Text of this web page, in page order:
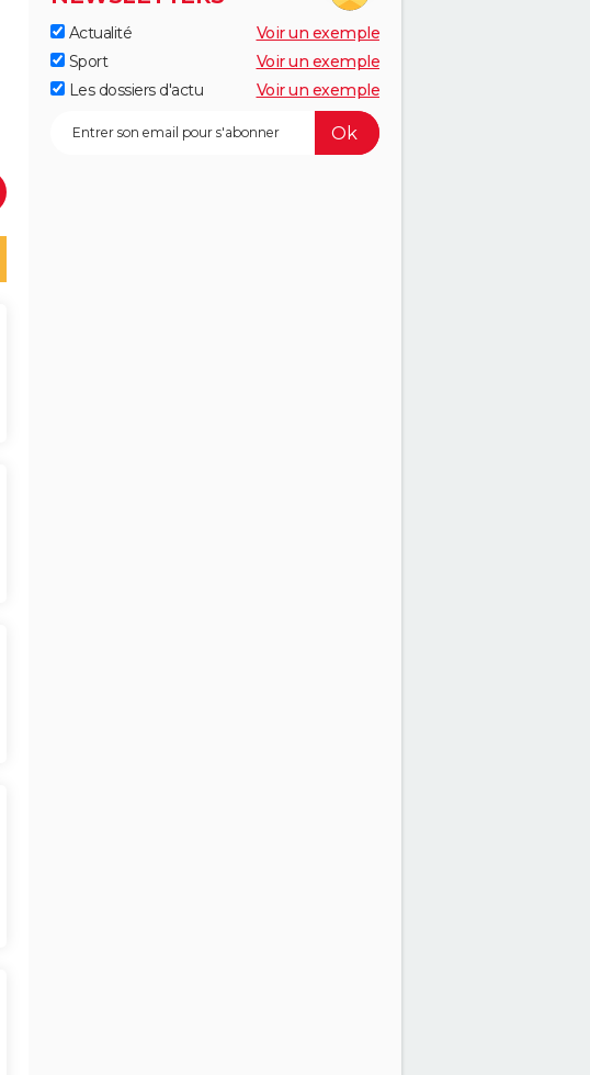
Actualité
Voir un exemple
Sport
Voir un exemple
Les dossiers d'actu
Voir un exemple